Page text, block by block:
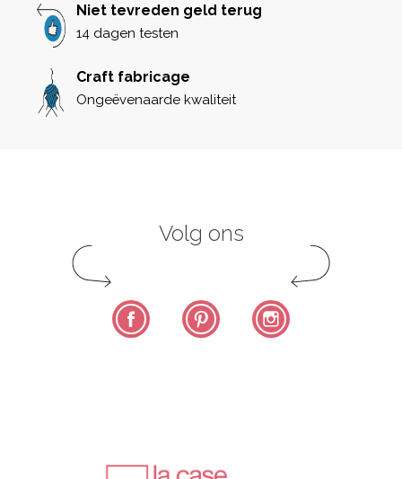
Niet tevreden geld terug
14 dagen testen
Craft fabricage
Ongeëvenaarde kwaliteit
Volg ons
Facebook Pinterest